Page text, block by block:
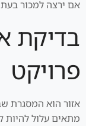
אם ירצה למכור
בדיקת
פרויקט
אזור הוא המסגרת
מתאים עלול להיות